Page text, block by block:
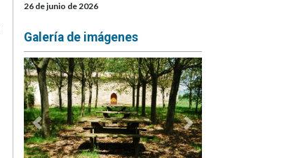
26 de junio de 2026
Galería de imágenes
Anterior Siguiente